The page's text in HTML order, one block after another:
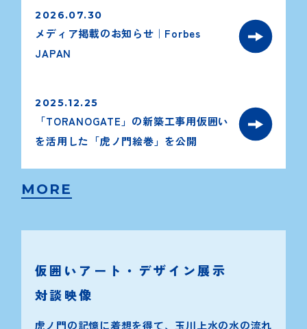
2026.07.30
メディア掲載のお知らせ｜Forbes
JAPAN
2025.12.25
「TORANOGATE」の新築工事用仮囲い
を活用した「虎ノ門絵巻」を公開
MORE
仮囲いアート・デザイン展示
対談映像
虎ノ門の記憶に着想を得て、玉川上水の水の流れ